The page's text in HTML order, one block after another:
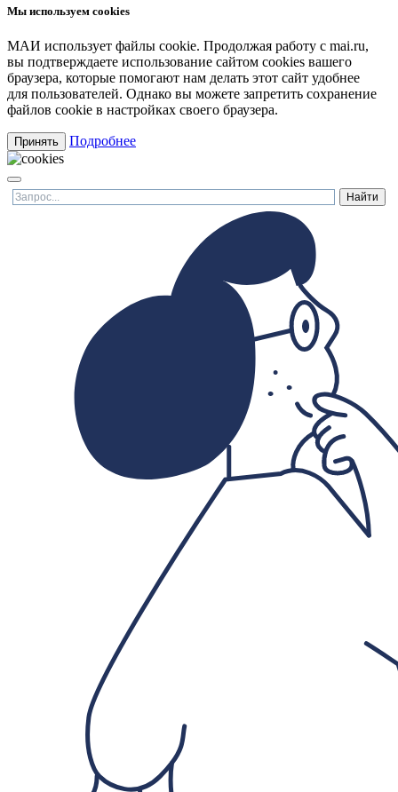
Мы используем cookies
МАИ использует файлы cookie. Продолжая работу с mai.ru,
вы подтверждаете использование сайтом cookies вашего
браузера, которые помогают нам делать этот сайт удобнее
для пользователей. Однако вы можете запретить сохранение
файлов cookie в настройках своего браузера.
Принять Подробнее